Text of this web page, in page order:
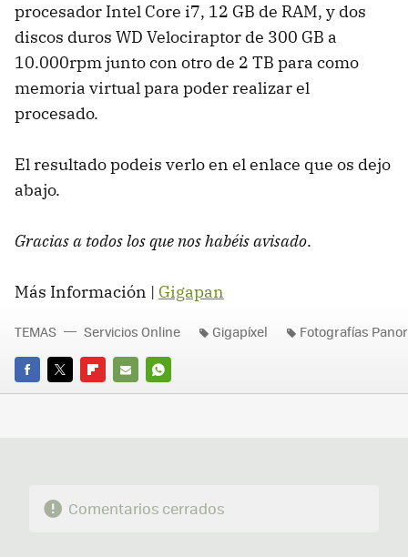
procesador Intel Core i7, 12 GB de RAM, y dos
discos duros WD Velociraptor de 300 GB a
10.000rpm junto con otro de 2 TB para como
memoria virtual para poder realizar el
procesado.
El resultado podeis verlo en el enlace que os dejo
abajo.
Gracias a todos los que nos habéis avisado.
Más Información | Gigapan
FACEBOOK
TWITTERFLIPBOARD
E-
WHATSAPP
TEMAS Servicios Online Gigapíxel Fotografías
Comentarios cerrados